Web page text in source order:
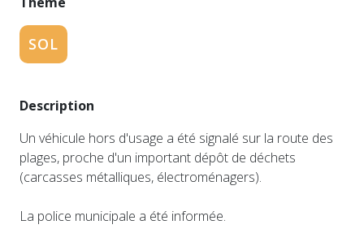
SOL
Description
Un véhicule hors d'usage a été signalé sur la route des
plages, proche d'un important dépôt de déchets
(carcasses métalliques, électroménagers).
La police municipale a été informée.